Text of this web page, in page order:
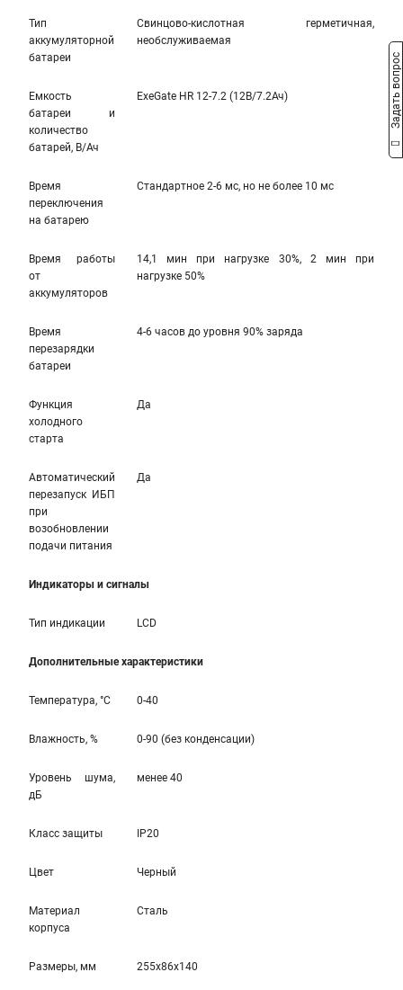
Тип
аккумуляторной
батареи
Свинцово-кислотная герметичная,
необслуживаемая
Емкость
батареи и
количество
батарей, В/Ач
ExeGate HR 12-7.2 (12В/7.2Ач)
Время
переключения
на батарею
Стандартное 2-6 мс, но не более 10 мс
Время работы
от
аккумуляторов
14,1 мин при нагрузке 30%, 2 мин при
нагрузке 50%
Время
перезарядки
батареи
4-6 часов до уровня 90% заряда
Функция
холодного
старта
Да
Автоматический
перезапуск ИБП
при
возобновлении
подачи питания
Да
Индикаторы и сигналы
Тип индикации LCD
Дополнительные характеристики
Температура, °С 0-40
Влажность, % 0-90 (без конденсации)
Уровень шума,
дБ
менее 40
Класс защиты IP20
Цвет Черный
Материал
корпуса
Сталь
Размеры, мм 255x86x140
Задать вопрос